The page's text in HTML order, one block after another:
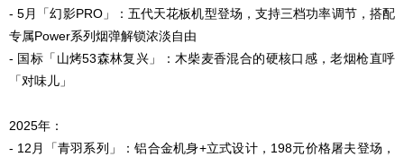
- 5月「幻影PRO」：五代天花板机型登场，支持三档功率调节，搭配
专属Power系列烟弹解锁浓淡自由
- 国标「山烤53森林复兴」：木柴麦香混合的硬核口感，老烟枪直呼
「对味儿」
2025年：
- 12月「青羽系列」：铝合金机身+立式设计，198元价格屠夫登场，